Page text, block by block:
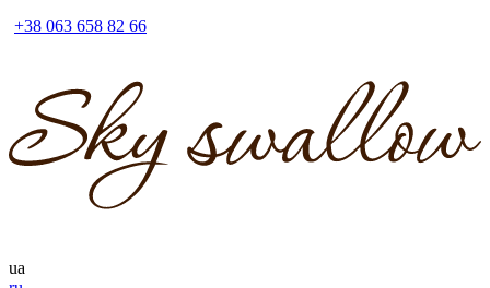
+38 063 658 82 66
ua